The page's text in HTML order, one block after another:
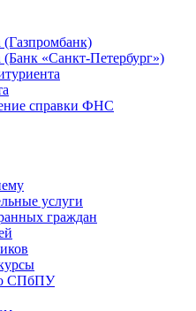
(Газпромбанк)
(Банк «Санкт-Петербург»)
справки ФНС
услуги
граждан
СПбПУ